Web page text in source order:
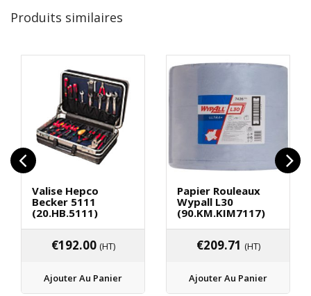
Produits similaires
Valise Hepco
Becker 5111
(20.HB.5111)
€192.00 (HT)
Ajouter Au Panier
Papier Rouleaux
Wypall L30
(90.KM.KIM7117)
€209.71 (HT)
Ajouter Au Panier